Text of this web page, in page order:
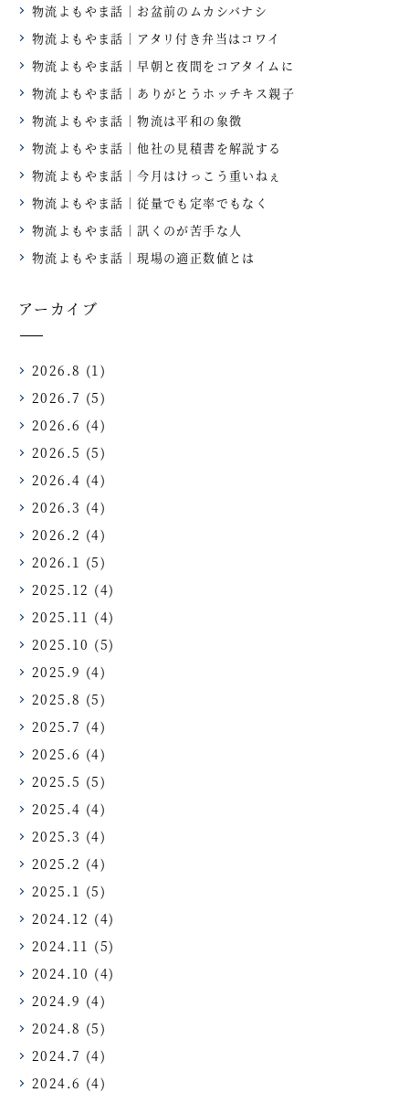
物流よもやま話｜お盆前のムカシバナシ
物流よもやま話｜アタリ付き弁当はコワイ
物流よもやま話｜早朝と夜間をコアタイムに
物流よもやま話｜ありがとうホッチキス親子
物流よもやま話｜物流は平和の象徴
物流よもやま話｜他社の見積書を解説する
物流よもやま話｜今月はけっこう重いねぇ
物流よもやま話｜従量でも定率でもなく
物流よもやま話｜訊くのが苦手な人
物流よもやま話｜現場の適正数値とは
アーカイブ
2026.8 (1)
2026.7 (5)
2026.6 (4)
2026.5 (5)
2026.4 (4)
2026.3 (4)
2026.2 (4)
2026.1 (5)
2025.12 (4)
2025.11 (4)
2025.10 (5)
2025.9 (4)
2025.8 (5)
2025.7 (4)
2025.6 (4)
2025.5 (5)
2025.4 (4)
2025.3 (4)
2025.2 (4)
2025.1 (5)
2024.12 (4)
2024.11 (5)
2024.10 (4)
2024.9 (4)
2024.8 (5)
2024.7 (4)
2024.6 (4)